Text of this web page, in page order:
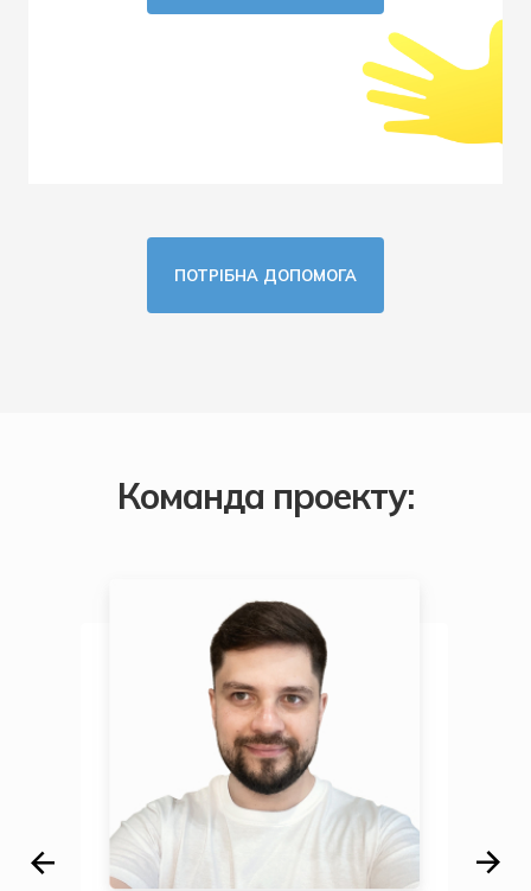
ПОТРIБНА ДОПОМОГА
Команда проекту: